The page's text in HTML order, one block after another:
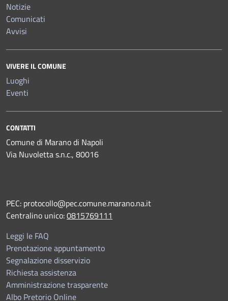
Notizie
Comunicati
Avvisi
VIVERE IL COMUNE
Luoghi
Eventi
CONTATTI
Comune di Marano di Napoli
Via Nuvoletta s.n.c., 80016
PEC: protocollo@pec.comune.marano.na.it
Centralino unico:0815769111
Leggi le FAQ
Prenotazione appuntamento
Segnalazione disservizio
Richiesta assistenza
Amministrazione trasparente
Albo Pretorio Online